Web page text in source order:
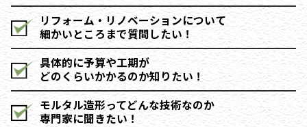
リフォーム・リノベーションについて
細かいところまで質問したい！
具体的に予算や工期が
どのくらいかかるのか知りたい！
モルタル造形ってどんな技術なのか
専門家に聞きたい！